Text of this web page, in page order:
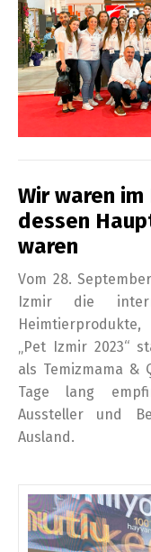
Wir waren
dessen
waren
Vom 28.
Izmir die
„Pet Izmir 2023“
als Temizmama &
Tage lang
Aussteller und
Ausland.